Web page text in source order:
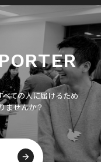
べての人に届けるため
ませんか？